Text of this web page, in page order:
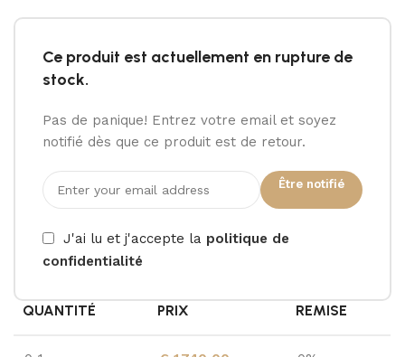
Ce produit est actuellement en rupture de
stock.
Pas de panique! Entrez votre email et soyez
notifié dès que ce produit est de retour.
Être notifié
J'ai lu et j'accepte la politique de
confidentialité
QUANTITÉ PRIX REMISE